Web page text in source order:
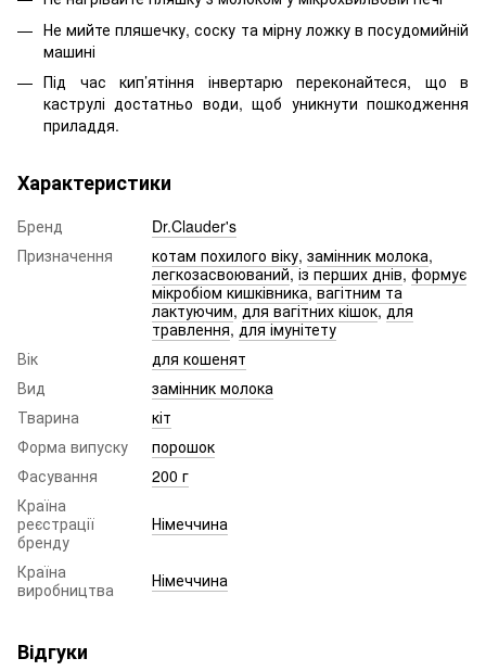
Не мийте пляшечку, соску та мірну ложку в посудомийній
машині
Під час кип’ятіння інвертарю переконайтеся, що в
каструлі достатньо води, щоб уникнути пошкодження
приладдя.
Характеристики
Бренд
Dr.Clauder's
Призначення
котам похилого віку, замінник молока,
легкозасвоюваний,із перших днів,формує
мікробіом кишківника,вагітним та
лактуючим,для вагітних кішок,для
травлення, для імунітету
Вік
для кошенят
Вид
замінник молока
Тварина
кіт
Форма випуску
порошок
Фасування
200 г
Країна
реєстрації
бренду
Німеччина
Країна
виробництва
Німеччина
Відгуки